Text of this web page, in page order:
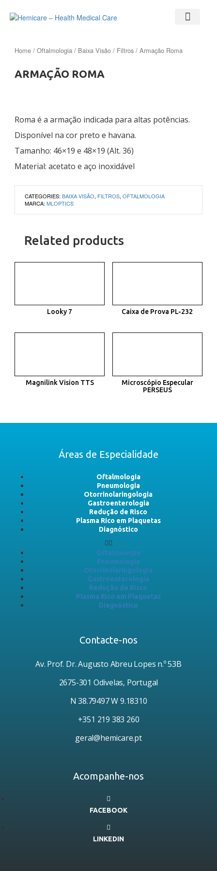
Home / Oftalmologia / Baixa Visão / Filtros / Armação Roma
ARMAÇÃO ROMA
Roma é a armação indicada para altas potências.
Disponível na cor preto e havana.
Tamanho: 46×19 e 48×19 (Alt. 36)
Material: acetato e aço inoxidável
CATEGORIES: BAIXA VISÃO, FILTROS, OFTALMOLOGIA
MARCA: MLOPTICS
Related products
Looky 7 Caixa de Prova PL-232
Magnilink Vision TTS
Microscópio Especular
PERSEUS
Áreas de Especialidade
Oftalmologia
Pneumologia
Otorrinolaringologia
Gastroenterologia
Redução de Risco
Plasma Rico em Plaquetas
Diagnóstico
Oftalmologia
Pneumologia
Otorrinolaringologia
Gastroenterologia
Redução de Risco
Plasma Rico em Plaquetas
Diagnóstico
Contacte-nos
Av. Prof. Dr. Augusto Abreu Lopes n.º 53B
2675-301 Odivelas, Portugal
N 38.79497 W 9.18310
+351 219 383 260
geral@hemicare.pt
Acompanhe-nos
FACEBOOK
LINKEDIN